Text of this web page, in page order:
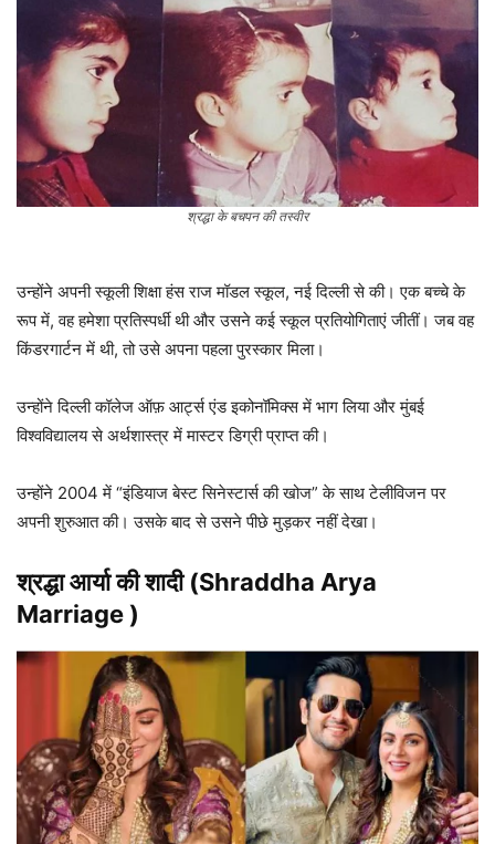
श्रद्धा के बचपन की तस्वीर
उन्होंने अपनी स्कूली शिक्षा हंस राज मॉडल स्कूल, नई दिल्ली से की। एक बच्चे के
रूप में, वह हमेशा प्रतिस्पर्धी थी और उसने कई स्कूल प्रतियोगिताएं जीतीं। जब वह
किंडरगार्टन में थी, तो उसे अपना पहला पुरस्कार मिला।
उन्होंने दिल्ली कॉलेज ऑफ़ आर्ट्स एंड इकोनॉमिक्स में भाग लिया और मुंबई
विश्वविद्यालय से अर्थशास्त्र में मास्टर डिग्री प्राप्त की।
उन्होंने 2004 में “इंडियाज बेस्ट सिनेस्टार्स की खोज” के साथ टेलीविजन पर
अपनी शुरुआत की। उसके बाद से उसने पीछे मुड़कर नहीं देखा।
श्रद्धा आर्याकी शादी (Shraddha Arya
Marriage )